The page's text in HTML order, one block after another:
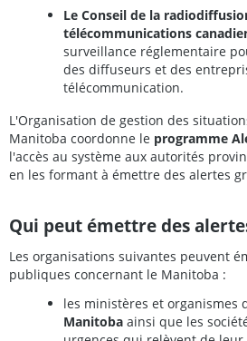
Le Conseil de la
télécommunications
surveillance réglementaire
des diffuseurs et des
télécommunication.
L'Organisation de gestion des
Manitoba coordonne le programme
l'accès au système aux autorités
en les formant à émettre des alertes
Qui peut émettre des
Les organisations suivantes peuvent
publiques concernant le Manitoba :
les ministères et organismes
Manitoba ainsi que les